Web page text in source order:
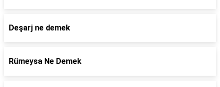
Deşarj ne demek
Rümeysa Ne Demek